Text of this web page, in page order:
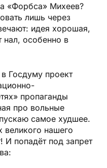
«Форбса» Михеев?
лишь через
идея хорошая,
нал, особенно в
Госдуму проект
пропаганды
про вольные
самое худшее.
великого нашего
И попадёт под запрет